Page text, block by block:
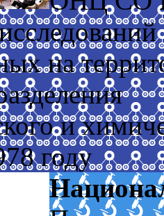
на
и
году